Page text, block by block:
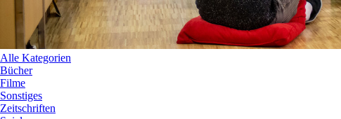
Alle Kategorien
Bücher
Filme
Sonstiges
Zeitschriften